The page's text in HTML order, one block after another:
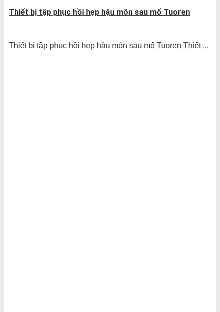
Thiết bị tập phục hồi hẹp hậu môn sau mổ Tuoren
Thiết bị tập phục hồi hẹp hậu môn sau mổ Tuoren Thiết ...